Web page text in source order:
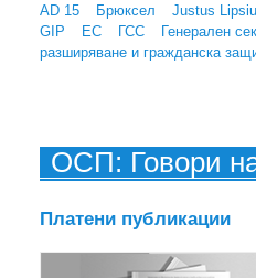
AD 15
Брюксел Justus
GIP
ЕС ГСС Генерален
разширяване и гражданска
ОСП: Говори
Платени публикации